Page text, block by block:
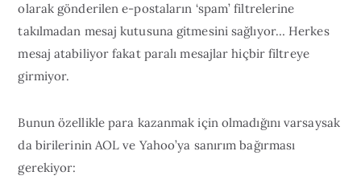
olarak gönderilen e-postaların ‘spam’ filtrelerine
takılmadan mesaj kutusuna gitmesini sağlıyor… Herkes
mesaj atabiliyor fakat paralı mesajlar hiçbir filtreye
girmiyor.
Bunun özellikle para kazanmak için olmadığını varsaysak
da birilerinin AOL ve Yahoo’ya sanırım bağırması
gerekiyor: